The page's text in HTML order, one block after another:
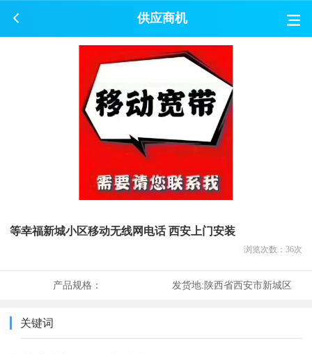
供应商机
等幸福新城小区移动无线网电话 西安上门安装
浏览次数： 36次
产品规格： 发货地:陕西省西安市新城区
关键词